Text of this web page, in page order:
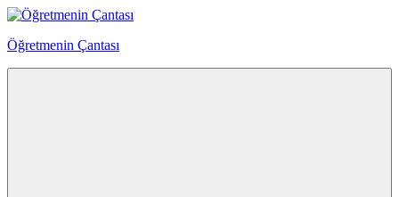
Skip
content
Öğretmenin Çantası